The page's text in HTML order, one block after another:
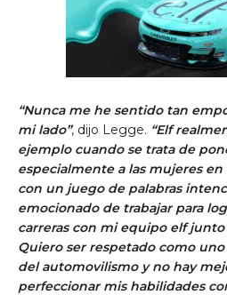
“Nunca me he sentido tan
mi lado”, dijo Legge. “Elf
ejemplo cuando se trata de
especialmente a las mujeres
con un juego de palabras
emocionado de trabajar para
carreras con mi equipo elf junto
Quiero ser respetado como
del automovilismo y no hay
perfeccionar mis habilidades